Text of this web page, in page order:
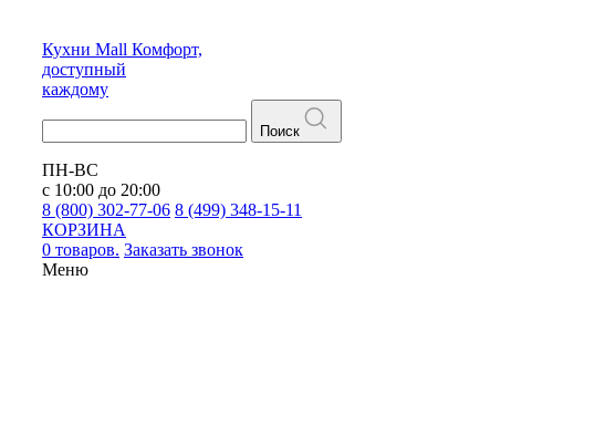
Кухни Mall Комфорт,
доступный
каждому
Поиск
ПН-ВС
с 10:00 до 20:00
8 (800) 302-77-06 8 (499) 348-15-11
КОРЗИНА
0 товаров. Заказать звонок
Меню